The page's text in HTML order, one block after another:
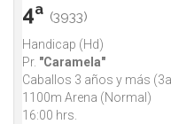
4ª (3933)
Handicap (Hd)
Pr. "Caramela"
Caballos 3 años y más
1100m Arena (Normal)
16:00 hrs.